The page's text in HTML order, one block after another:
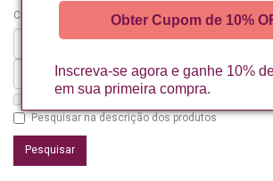
Obter Cupom de 10%
Inscreva-se agora e ganhe 10%
em sua primeira compra.
Critérios da pesquisa:
Pesquisar nos subdepartamentos
Pesquisar na descrição dos produtos